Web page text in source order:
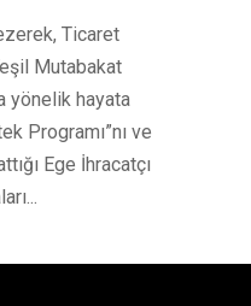
Ticaret
Mutabakat
yönelik hayata
Programı”nı ve
Ege İhracatçı